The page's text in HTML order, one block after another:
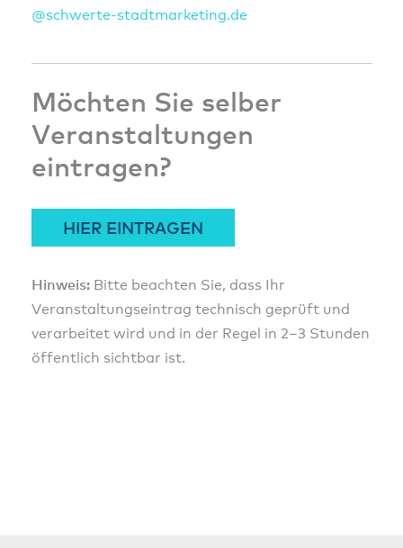
@schwerte-stadtmarketing.de
Möchten Sie selber
Veranstaltungen
eintragen?
HIER EINTRAGEN
Hinweis:Bitte beachten Sie, dass Ihr
Veranstaltungseintrag technisch geprüft und
verarbeitet wird und in der Regel in 2–3 Stunden
öffentlich sichtbar ist.